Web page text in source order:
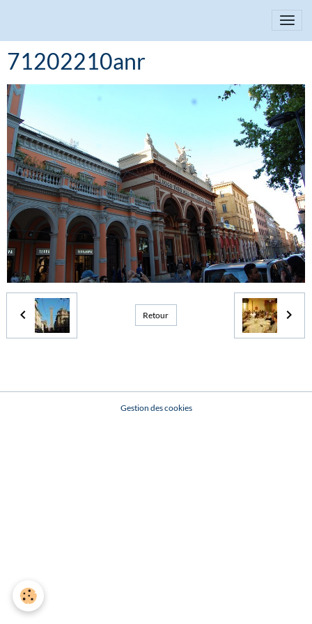
71202210anr
Retour
Gestion des cookies